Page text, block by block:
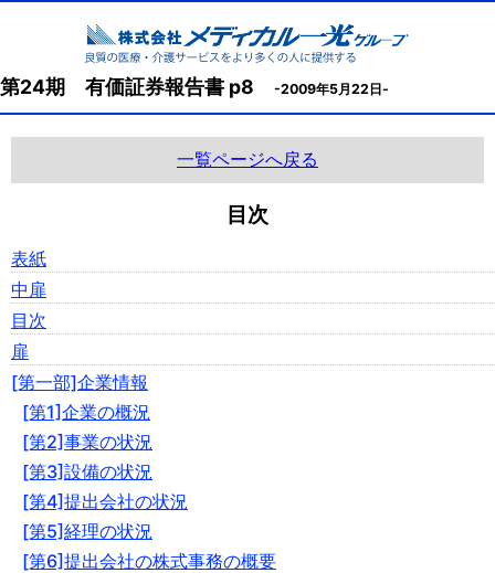
第24期 有価証券報告書 p8 -2009年5月22日-
一覧ページへ戻る
目次
表紙
中扉
目次
扉
[第一部]企業情報
[第1]企業の概況
[第2]事業の状況
[第3]設備の状況
[第4]提出会社の状況
[第5]経理の状況
[第6]提出会社の株式事務の概要